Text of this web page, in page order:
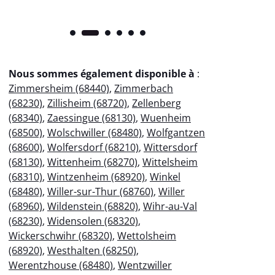
Nous sommes également disponible à :
Zimmersheim (68440), Zimmerbach
(68230), Zillisheim (68720), Zellenberg
(68340), Zaessingue (68130), Wuenheim
(68500), Wolschwiller (68480), Wolfgantzen
(68600), Wolfersdorf (68210), Wittersdorf
(68130), Wittenheim (68270), Wittelsheim
(68310), Wintzenheim (68920), Winkel
(68480), Willer-sur-Thur (68760), Willer
(68960), Wildenstein (68820), Wihr-au-Val
(68230), Widensolen (68320),
Wickerschwihr (68320), Wettolsheim
(68920), Westhalten (68250),
Werentzhouse (68480), Wentzwiller